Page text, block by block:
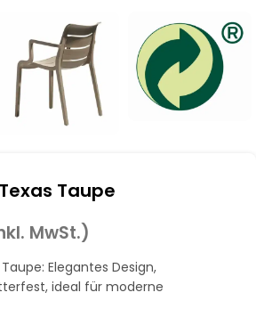
Taupe
MwSt.)
Elegantes Design,
ideal für moderne